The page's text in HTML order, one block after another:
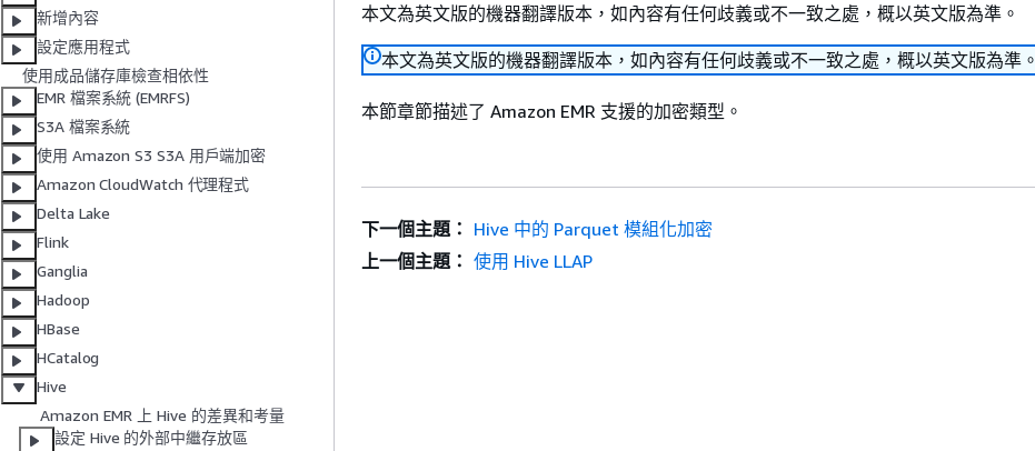
新增內容
設定應用程式
使用成品儲存庫檢查相依性
EMR 檔案系統 (EMRFS)
S3A 檔案系統
使用 Amazon S3 S3A 用戶端加密
Amazon CloudWatch 代理程式
Delta Lake
Flink
Ganglia
Hadoop
HBase
HCatalog
Hive
Amazon EMR 上 Hive 的差異和考量
設定 Hive 的外部中繼存放區
本文為英文版的機器翻譯版本，如內容有任何歧義或不一致之處，概以英文版為準。
本文為英文版的機器翻譯版本，如內容有任何歧義或不一致之處，概以英文版為準。
本節章節描述了 Amazon EMR 支援的加密類型。
下一個主題： Hive 中的 Parquet 模組化加密
上一個主題： 使用 Hive LLAP